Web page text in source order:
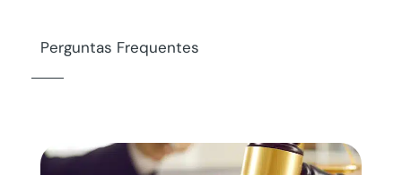
Perguntas Frequentes